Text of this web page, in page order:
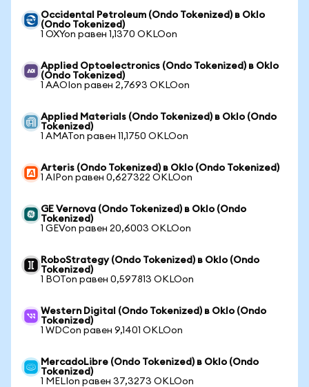
Occidental Petroleum (Ondo Tokenized) в Oklo
(Ondo Tokenized)
1 OXYon равен 1,1370 OKLOon
Applied Optoelectronics (Ondo Tokenized) в Oklo
(Ondo Tokenized)
1 AAOIon равен 2,7693 OKLOon
Applied Materials (Ondo Tokenized) в Oklo (Ondo
Tokenized)
1 AMATon равен 11,1750 OKLOon
Arteris (Ondo Tokenized) в Oklo (Ondo Tokenized)
1 AIPon равен 0,627322 OKLOon
GE Vernova (Ondo Tokenized) в Oklo (Ondo
Tokenized)
1 GEVon равен 20,6003 OKLOon
RoboStrategy (Ondo Tokenized) в Oklo (Ondo
Tokenized)
1 BOTon равен 0,597813 OKLOon
Western Digital (Ondo Tokenized) в Oklo (Ondo
Tokenized)
1 WDCon равен 9,1401 OKLOon
MercadoLibre (Ondo Tokenized) в Oklo (Ondo
Tokenized)
1 MELIon равен 37,3273 OKLOon